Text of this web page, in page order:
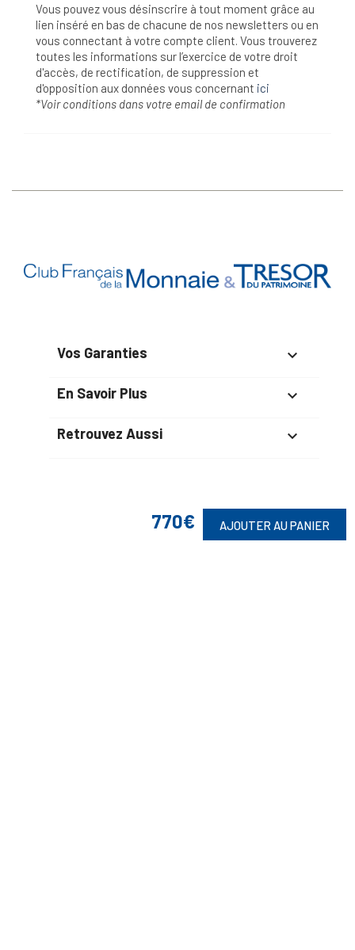
770€ AJOUTER AU PANIER
Vous pouvez vous désinscrire à tout moment grâce au
lien inséré en bas de chacune de nos newsletters ou en
vous connectant à votre compte client. Vous trouverez
toutes les informations sur l’exercice de votre droit
d'accès, de rectification, de suppression et
d'opposition aux données vous concernant ici
*Voir conditions dans votre email de confirmation
Vos Garanties 
En Savoir Plus 
Retrouvez Aussi 
Suivez-Nous